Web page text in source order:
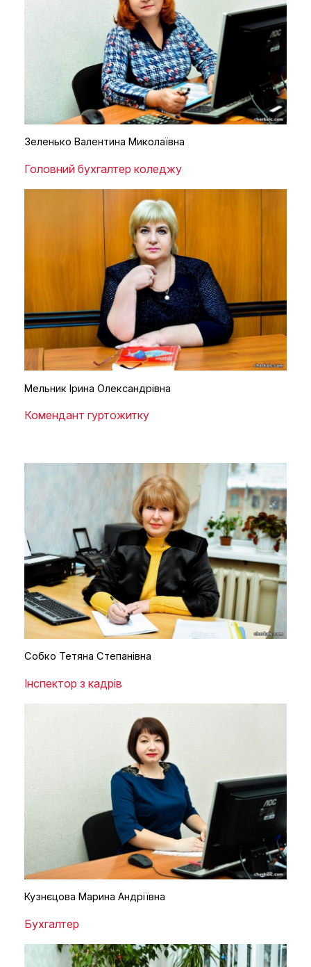
Зеленько Валентина Миколаївна
Головний бухгалтер коледжу
Мельник Ірина Олександрівна
Комендант гуртожитку
Собко Тетяна Степанівна
Інспектор з кадрів
Кузнєцова Марина Андріївна
Бухгалтер